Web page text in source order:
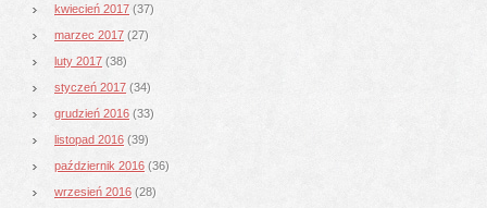
kwiecień 2017 (37)
marzec 2017 (27)
luty 2017 (38)
styczeń 2017 (34)
grudzień 2016 (33)
listopad 2016 (39)
październik 2016 (36)
wrzesień 2016 (28)